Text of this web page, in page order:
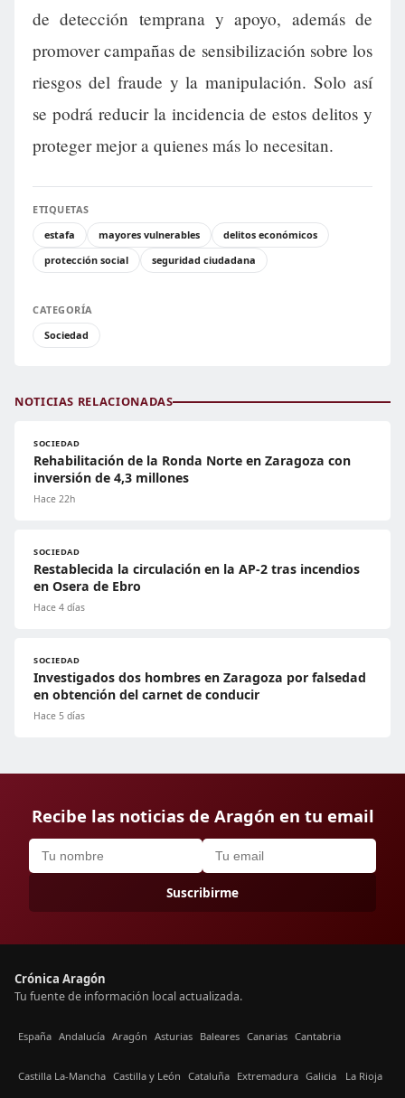
de detección temprana y apoyo, además de
promover campañas de sensibilización sobre los
riesgos del fraude y la manipulación. Solo así
se podrá reducir la incidencia de estos delitos y
proteger mejor a quienes más lo necesitan.
ETIQUETAS
estafa
mayores vulnerables
delitos económicos
protección social
seguridad ciudadana
CATEGORÍA
Sociedad
NOTICIAS RELACIONADAS
SOCIEDAD
Rehabilitación de la Ronda Norte en Zaragoza con
inversión de 4,3 millones
Hace 22h
SOCIEDAD
Restablecida la circulación en la AP-2 tras incendios
en Osera de Ebro
Hace 4 días
SOCIEDAD
Investigados dos hombres en Zaragoza por falsedad
en obtención del carnet de conducir
Hace 5 días
Recibe las noticias de Aragón en tu email
Suscribirme
Crónica Aragón
Tu fuente de información local actualizada.
España Andalucía Aragón Asturias Baleares Canarias Cantabria
Castilla La-Mancha Castilla y León Cataluña Extremadura Galicia La Rioja